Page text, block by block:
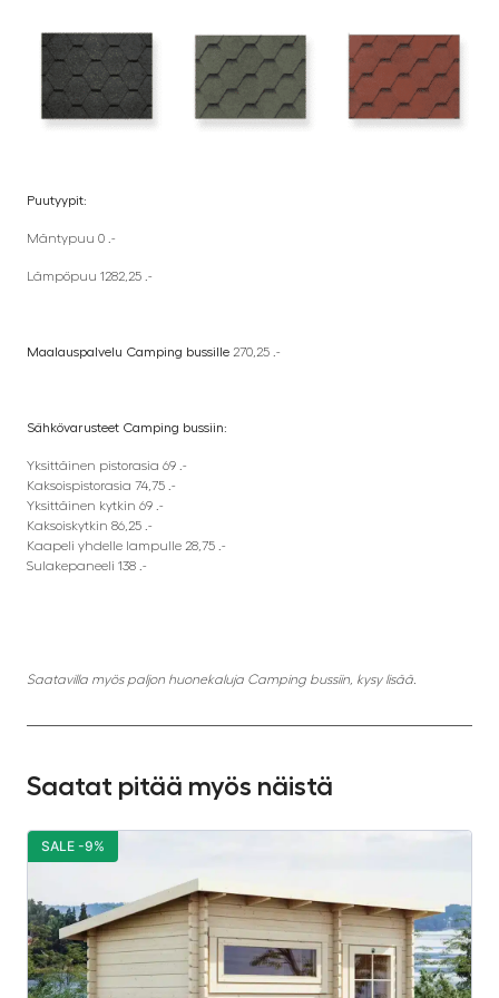
Puutyypit:
Mäntypuu 0 .-
Lämpöpuu 1282,25 .-
Maalauspalvelu Camping bussille 270,25 .-
Sähkövarusteet Camping bussiin:
Yksittäinen pistorasia 69 .-
Kaksoispistorasia 74,75 .-
Yksittäinen kytkin 69 .-
Kaksoiskytkin 86,25 .-
Kaapeli yhdelle lampulle 28,75 .-
Sulakepaneeli 138 .-
Saatavilla myös paljon huonekaluja Camping bussiin, kysy lisää.
Saatat pitää myös näistä
SALE -9%